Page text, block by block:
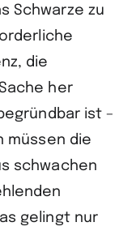
Schwarze zu
die
her
ist –
müssen die
schwachen
gelingt nur